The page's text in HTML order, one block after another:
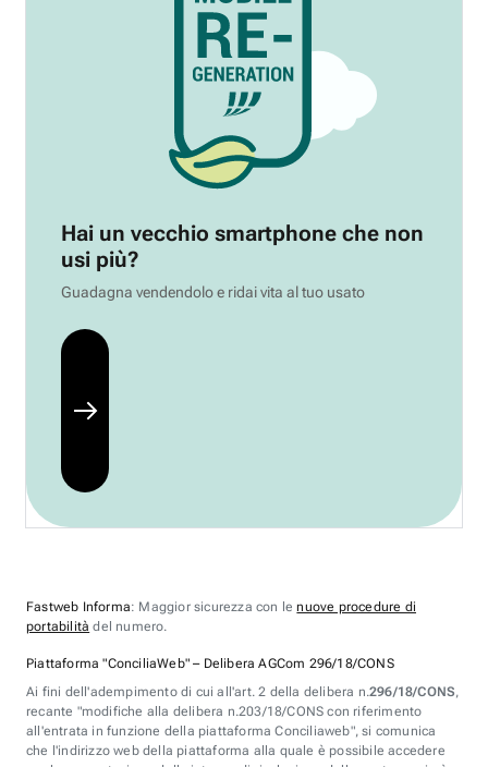
Hai un vecchio smartphone che non
usi più?
Guadagna vendendolo e ridai vita al tuo usato
Fastweb Informa: Maggior sicurezza con lenuove procedure di
portabilità del numero.
Piattaforma "ConciliaWeb" – Delibera AGCom 296/18/CONS
Ai fini dell'adempimento di cui all'art. 2 della delibera n.296/18/CONS,
recante "modifiche alla delibera n.203/18/CONS con riferimento
all'entrata in funzione della piattaforma Conciliaweb", si comunica
che l'indirizzo web della piattaforma alla quale è possibile accedere